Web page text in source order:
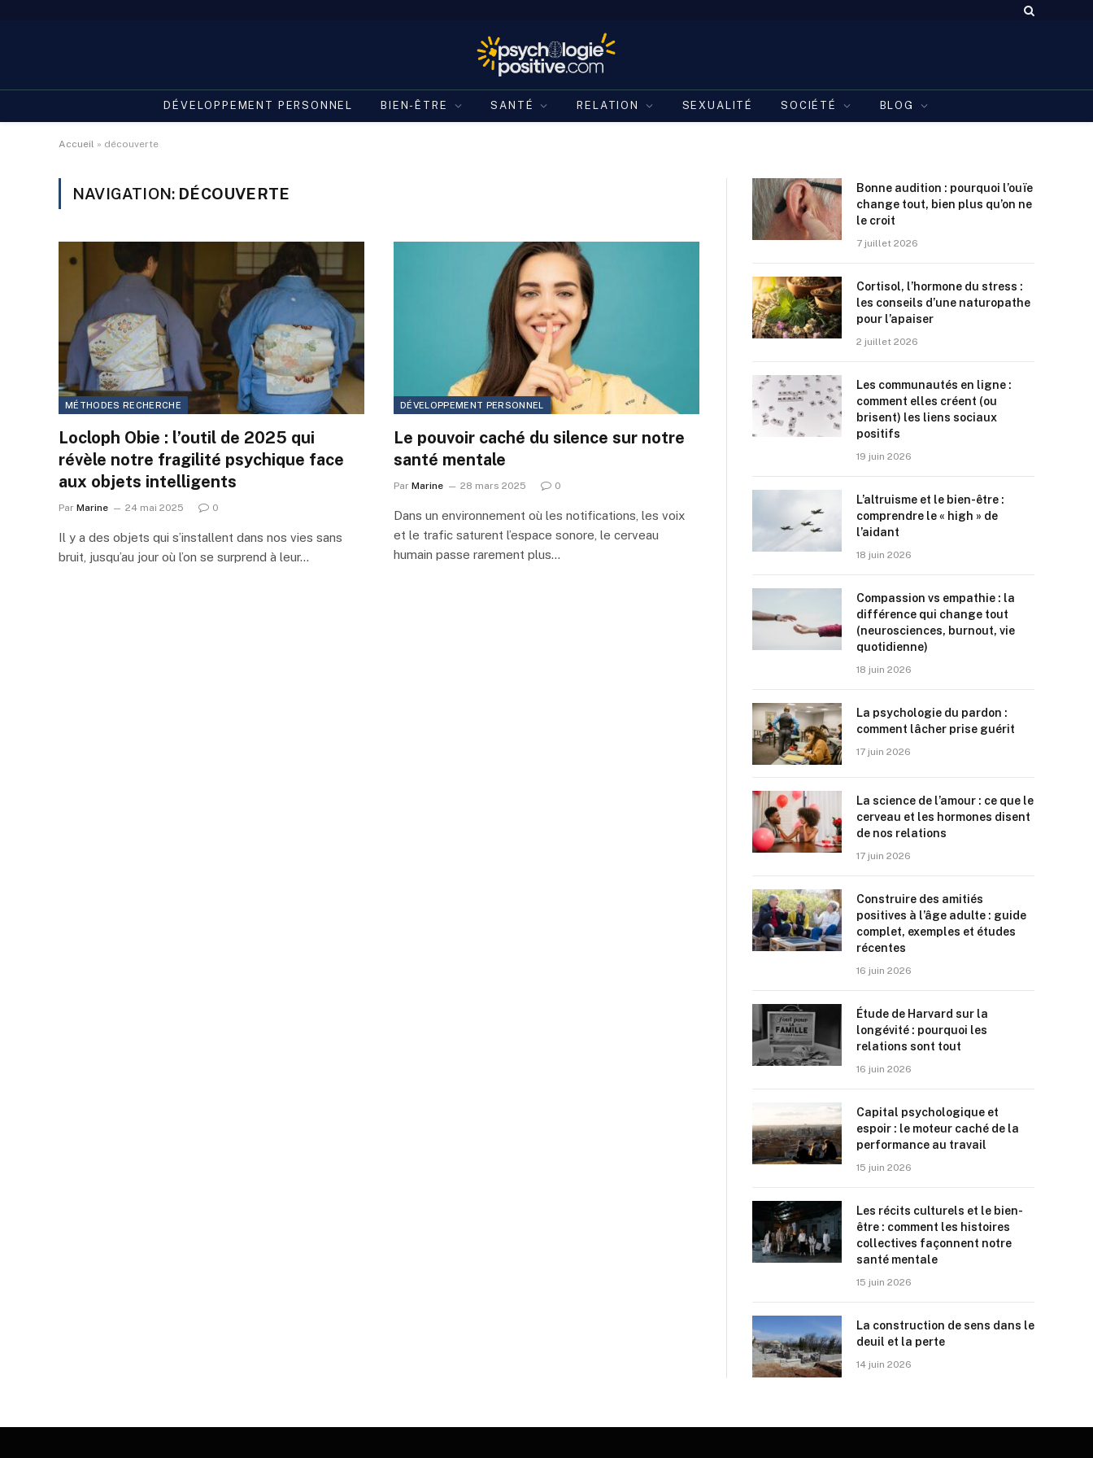
DÉVELOPPEMENT PERSONNEL BIEN-ÊTRE SANTÉ RELATION SEXUALITÉ SOCIÉTÉ BLOG
Accueil » découverte
NAVIGATION: DÉCOUVERTE
MÉTHODES RECHERCHE
Locloph Obie : l’outil de 2025 qui
révèle notre fragilité psychique face
aux objets intelligents
Par Marine 24 mai 2025 0
Il y a des objets qui s’installent dans nos vies sans
bruit, jusqu’au jour où l’on se surprend à leur…
DÉVELOPPEMENT PERSONNEL
Le pouvoir caché du silence sur notre
santé mentale
Par Marine 28 mars 2025 0
Dans un environnement où les notifications, les voix
et le trafic saturent l’espace sonore, le cerveau
humain passe rarement plus…
Bonne audition : pourquoi l’ouïe
change tout, bien plus qu’on ne
le croit
7 juillet 2026
Cortisol, l’hormone du stress :
les conseils d’une naturopathe
pour l’apaiser
2 juillet 2026
Les communautés en ligne :
comment elles créent (ou
brisent) les liens sociaux
positifs
19 juin 2026
L’altruisme et le bien-être :
comprendre le « high » de
l’aidant
18 juin 2026
Compassion vs empathie : la
différence qui change tout
(neurosciences, burnout, vie
quotidienne)
18 juin 2026
La psychologie du pardon :
comment lâcher prise guérit
17 juin 2026
La science de l’amour : ce que le
cerveau et les hormones disent
de nos relations
17 juin 2026
Construire des amitiés
positives à l’âge adulte : guide
complet, exemples et études
récentes
16 juin 2026
Étude de Harvard sur la
longévité : pourquoi les
relations sont tout
16 juin 2026
Capital psychologique et
espoir : le moteur caché de la
performance au travail
15 juin 2026
Les récits culturels et le bien-
être : comment les histoires
collectives façonnent notre
santé mentale
15 juin 2026
La construction de sens dans le
deuil et la perte
14 juin 2026